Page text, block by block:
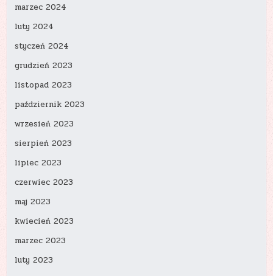
marzec 2024
luty 2024
styczeń 2024
grudzień 2023
listopad 2023
październik 2023
wrzesień 2023
sierpień 2023
lipiec 2023
czerwiec 2023
maj 2023
kwiecień 2023
marzec 2023
luty 2023